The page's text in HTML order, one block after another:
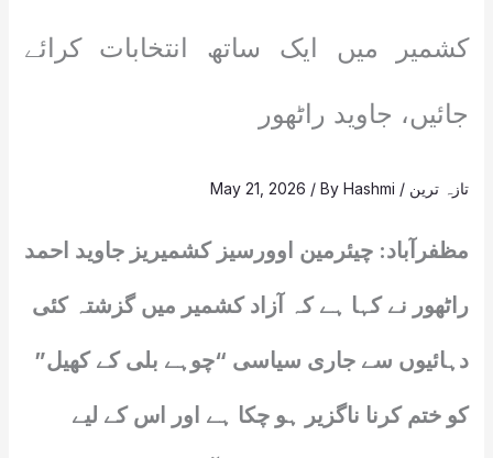
کشمیر میں ایک ساتھ انتخابات کرائے
جائیں، جاوید راٹھور
تازہ ترین /
May 21, 2026 / ByHashmi
مظفرآباد: چیئرمین اوورسیز کشمیریز جاوید احمد
راٹھور نے کہا ہے کہ آزاد کشمیر میں گزشتہ کئی
دہائیوں سے جاری سیاسی “چوہے بلی کے کھیل”
کو ختم کرنا ناگزیر ہو چکا ہے اور اس کے لیے